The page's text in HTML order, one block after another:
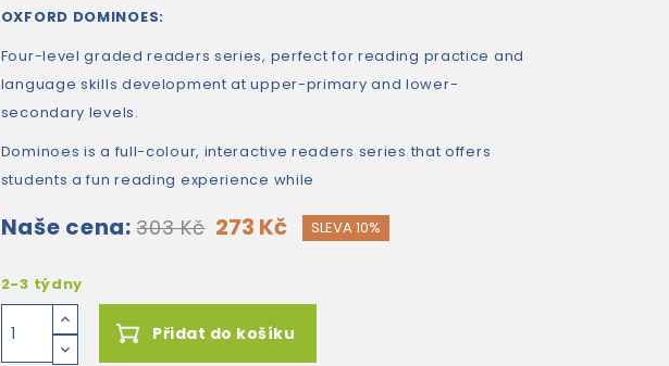
OXFORD DOMINOES:
Four-level graded readers series, perfect for reading practice and
language skills development at upper-primary and lower-
secondary levels.
Dominoes is a full-colour, interactive readers series that offers
students a fun reading experience while
Naše cena: 303 Kč 273 Kč SLEVA 10%
2-3 týdny
Přidat do košíku